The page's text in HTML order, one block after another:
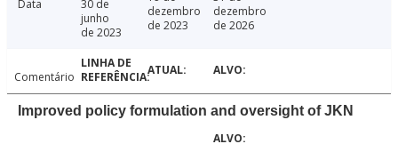
Data
30 de
junho
de 2023
dezembro
de 2023
dezembro
de 2026
Comentário
Improved policy formulation and oversight of JKN